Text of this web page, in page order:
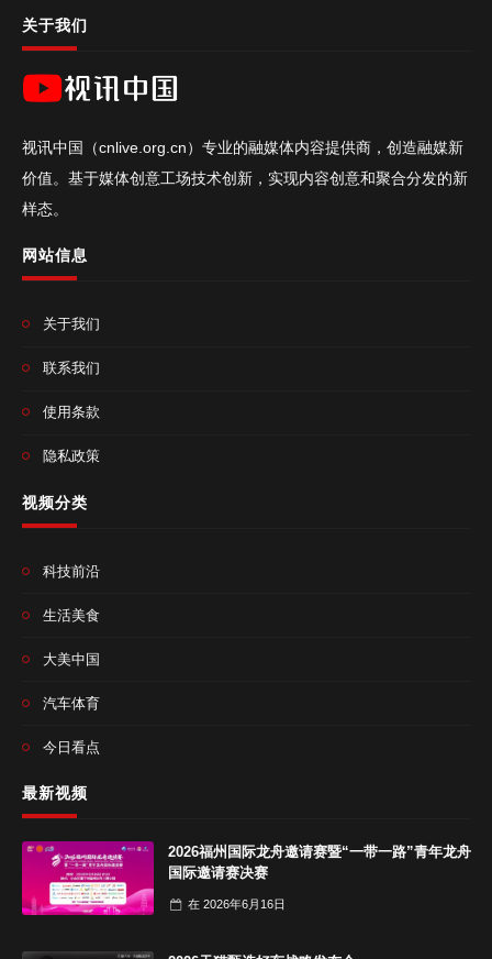
关于我们
视讯中国（cnlive.org.cn）专业的融媒体内容提供商，创造融媒新
价值。基于媒体创意工场技术创新，实现内容创意和聚合分发的新
样态。
网站信息
关于我们
联系我们
使用条款
隐私政策
视频分类
科技前沿
生活美食
大美中国
汽车体育
今日看点
最新视频
2026福州国际龙舟邀请赛暨“一带一路”青年龙舟
国际邀请赛决赛
在 2026年6月16日